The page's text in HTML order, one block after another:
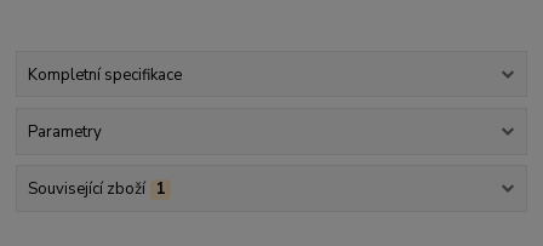
Kompletní specifikace
Parametry
Související zboží 1